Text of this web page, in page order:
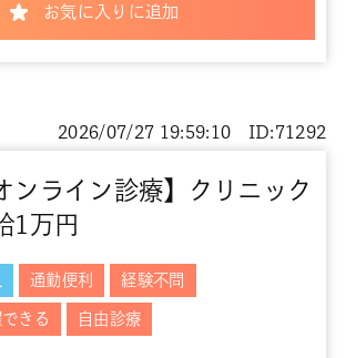
お気に入りに追加
ライン診療】クリニック
1万円
2026/07/27 19:59:10 ID:71292
通勤便利 経験不問
きる 自由診療